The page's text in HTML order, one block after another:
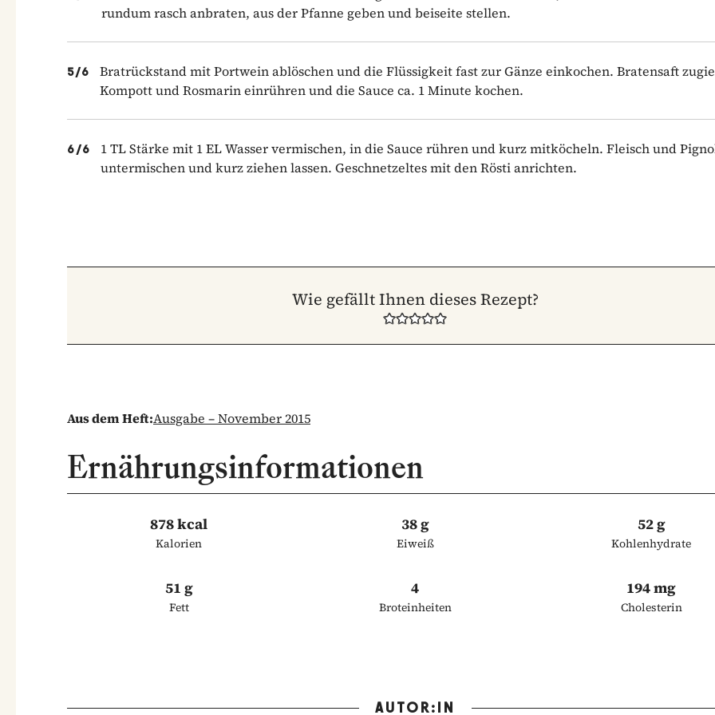
rundum rasch anbraten, aus der Pfanne geben und beiseite stellen.
5/6
Bratrückstand mit Portwein ablöschen und die Flüssigkeit fast zur Gänze einkochen. Bratensaft
Kompott und Rosmarin einrühren und die Sauce ca. 1 Minute kochen.
6/6
1 TL Stärke mit 1 EL Wasser vermischen, in die Sauce rühren und kurz mitköcheln. Fleisch und
untermischen und kurz ziehen lassen. Geschnetzeltes mit den Rösti anrichten.
Wie gefällt Ihnen dieses Rezept?
Aus dem Heft:Ausgabe – November 2015
Ernährungsinformationen
878 kcal
Kalorien
38 g
Eiweiß
52 g
Kohlenhydrate
51 g
Fett
4
Broteinheiten
194 mg
Cholesterin
AUTOR:IN